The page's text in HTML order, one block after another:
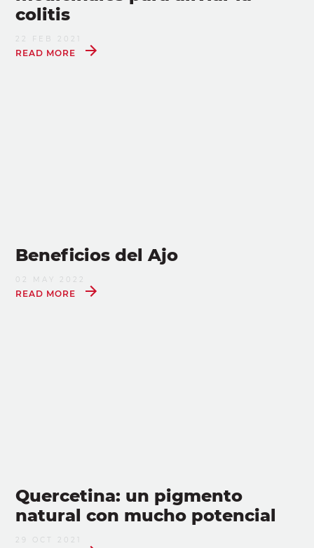
colitis
22 FEB 2021
READ MORE
Beneficios del Ajo
02 MAY 2022
READ MORE
Quercetina: un pigmento
natural con mucho potencial
29 OCT 2021